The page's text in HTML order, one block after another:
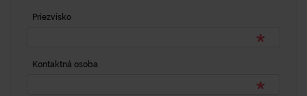
Priezvisko
Kontaktná osoba